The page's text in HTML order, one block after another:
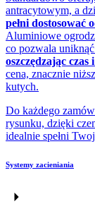
antracytowym, a
pełni dostosować
Aluminiowe
co pozwala
oszczędzając czas
cena, znacznie
kutych.
Do każdego
rysunku, dzięki
idealnie spełni
Systemy zacieniania